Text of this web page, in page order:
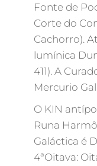
Fonte de
Corte do
Cachorro).
lumínica
411). A
Mercurio
O KIN
Runa
Galáctica é
4ªOitava: